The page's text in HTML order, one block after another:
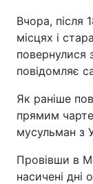
Вчора, після
місцях і
повернулися
повідомляє
Як раніше
прямим
мусульман з
Провівши в
насичені дні